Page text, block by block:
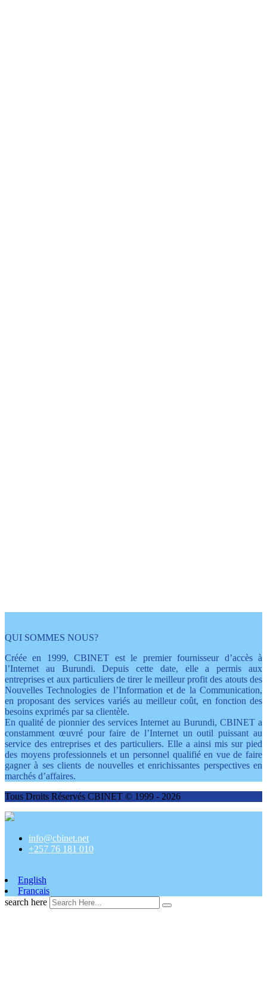
QUI SOMMES NOUS?
Créée en 1999, CBINET est le premier fournisseur d’accès à
l’Internet au Burundi. Depuis cette date, elle a permis aux
entreprises et aux particuliers de tirer le meilleur profit des atouts des
Nouvelles Technologies de l’Information et de la Communication,
en proposant des services variés au meilleur coût, en fonction des
besoins exprimés par sa clientèle.
En qualité de pionnier des services Internet au Burundi, CBINET a
constamment œuvré pour faire de l’Internet un outil puissant au
service des entreprises et des particuliers. Elle a ainsi mis sur pied
des moyens professionnels et un personnel qualifié en vue de faire
gagner à ses clients de nouvelles et enrichissantes perspectives en
marchés d’affaires.
Tous Droits Réservés CBINET © 1999 - 2026
info@cbinet.net
+257 76 181 010
English
Francais
search here